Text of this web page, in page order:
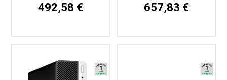
492,58 € 657,83 €